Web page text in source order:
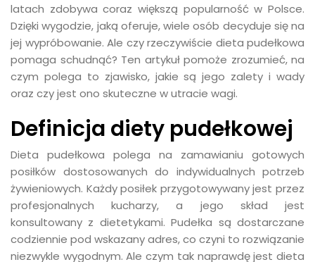
latach zdobywa coraz większą popularność w Polsce.
Dzięki wygodzie, jaką oferuje, wiele osób decyduje się na
jej wypróbowanie. Ale czy rzeczywiście dieta pudełkowa
pomaga schudnąć? Ten artykuł pomoże zrozumieć, na
czym polega to zjawisko, jakie są jego zalety i wady
oraz czy jest ono skuteczne w utracie wagi.
Definicja diety pudełkowej
Dieta pudełkowa polega na zamawianiu gotowych
posiłków dostosowanych do indywidualnych potrzeb
żywieniowych. Każdy posiłek przygotowywany jest przez
profesjonalnych kucharzy, a jego skład jest
konsultowany z dietetykami. Pudełka są dostarczane
codziennie pod wskazany adres, co czyni to rozwiązanie
niezwykle wygodnym. Ale czym tak naprawdę jest dieta